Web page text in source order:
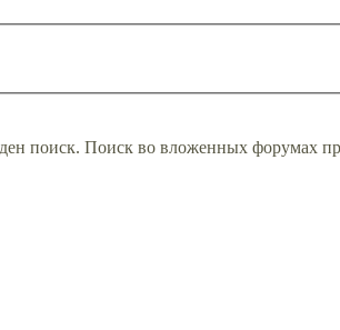
поиск. Поиск во вложенных форумах